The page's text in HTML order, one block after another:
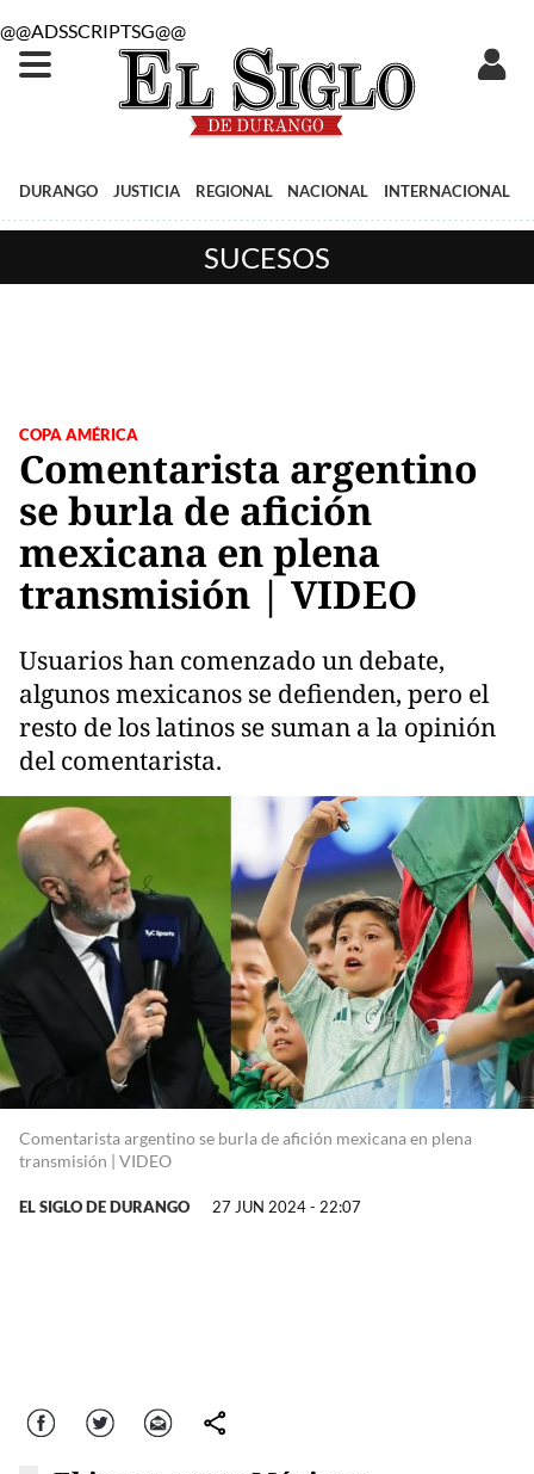
@@ADSSCRIPTSG@@
DURANGO JUSTICIA REGIONAL NACIONAL INTERNACIONAL
SUCESOS
COPA AMÉRICA
Comentarista argentino
se burla de afición
mexicana en plena
transmisión | VIDEO
Usuarios han comenzado un debate,
algunos mexicanos se defienden, pero el
resto de los latinos se suman a la opinión
del comentarista.
Comentarista argentino se burla de afición mexicana en plena
transmisión | VIDEO
EL SIGLO DE DURANGO 27 JUN 2024 - 22:07
Facebook Twitter Correo comparte